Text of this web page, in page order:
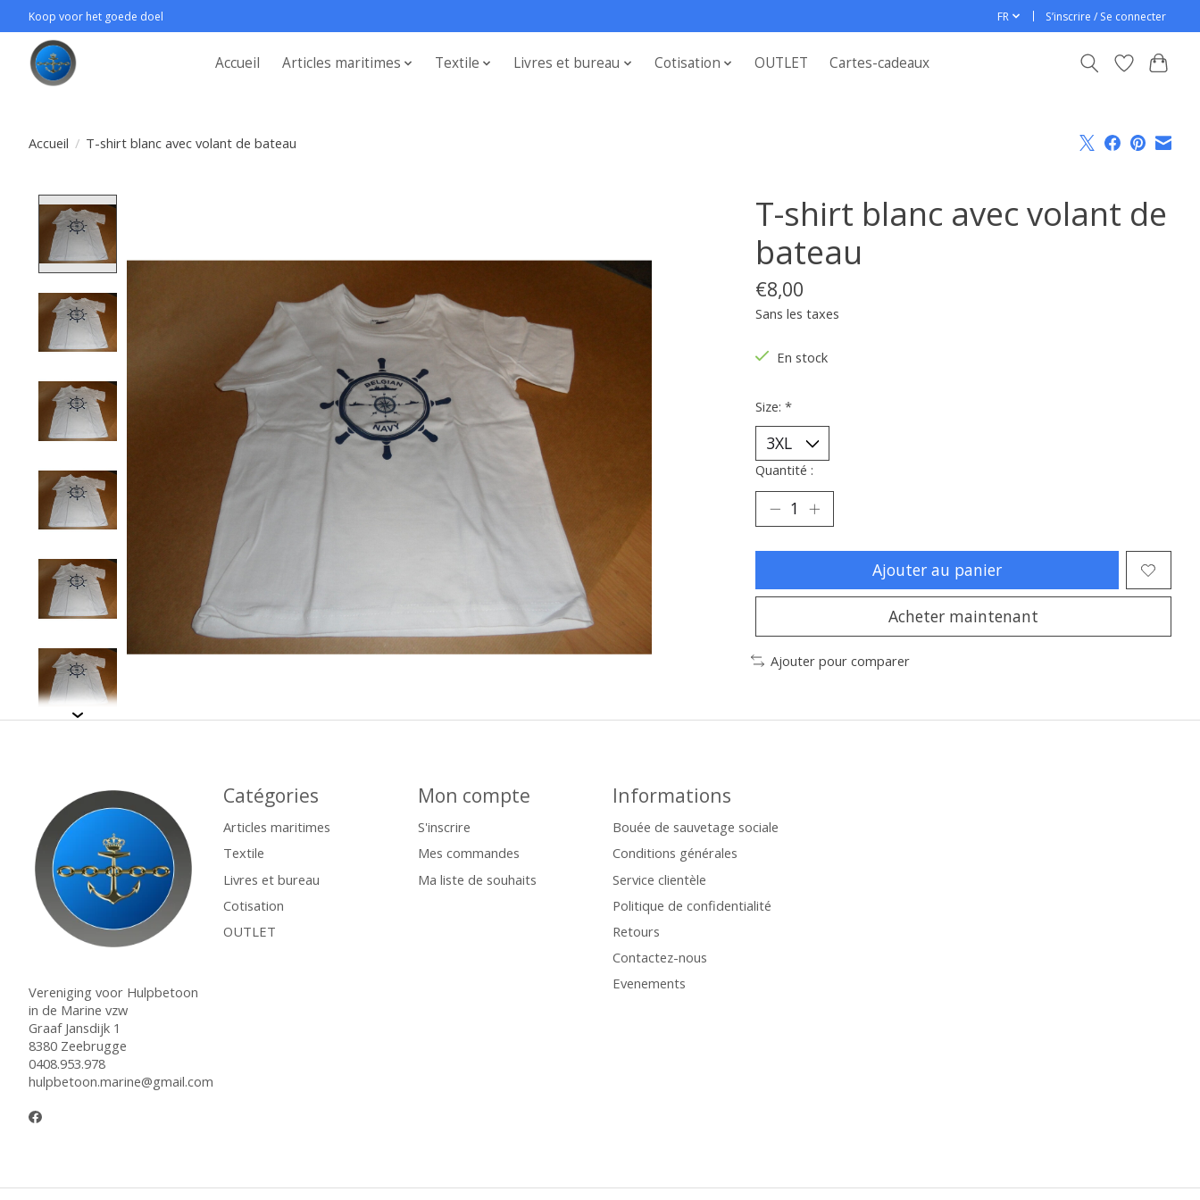
Koop voor het goede doel FR S’inscrire / Se connecter
Accueil Articles maritimes Textile Livres et bureau Cotisation OUTLET Cartes-cadeaux
Accueil / T-shirt blanc avec volant de bateau
T-shirt blanc avec volant de
bateau
€8,00
Sans les taxes
En stock
Size: *
Quantité :
Ajouter au panier
Acheter maintenant
Ajouter pour comparer
Vereniging voor Hulpbetoon
in de Marine vzw
Graaf Jansdijk 1
8380 Zeebrugge
0408.953.978
hulpbetoon.marine@gmail.com
Catégories
Articles maritimes
Textile
Livres et bureau
Cotisation
OUTLET
Mon compte
S'inscrire
Mes commandes
Ma liste de souhaits
Informations
Bouée de sauvetage sociale
Conditions générales
Service clientèle
Politique de confidentialité
Retours
Contactez-nous
Evenements